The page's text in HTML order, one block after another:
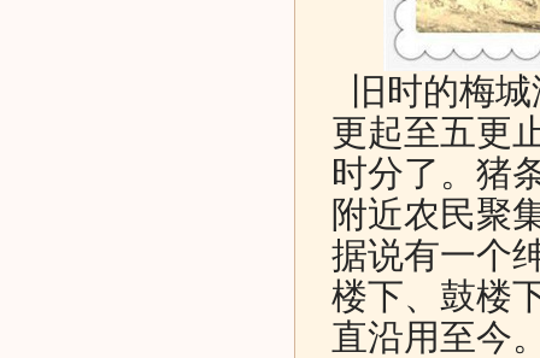
旧时的梅
更起至五更
时分了。猪
附近农民聚
据说有一个
楼下、鼓楼
直沿用至